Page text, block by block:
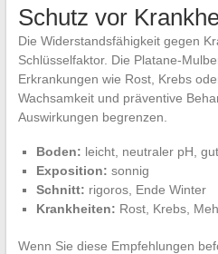
Schutz vor
Die Widerstandsfähigkeit gegen
Schlüsselfaktor. Die Platane-
Erkrankungen wie Rost, Krebs
Wachsamkeit und präventive
Auswirkungen begrenzen.
Boden: leicht, neutraler pH,
Exposition: sonnig
Schnitt: rigoros, Ende Winter
Krankheiten: Rost, Krebs,
Wenn Sie diese Empfehlungen